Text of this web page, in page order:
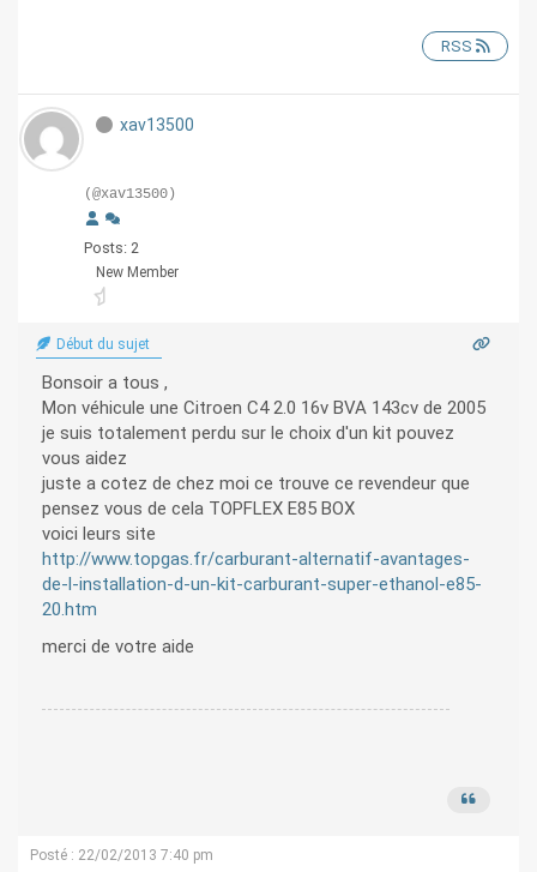
RSS
xav13500
(@xav13500)
Posts: 2
New Member
Début du sujet
Bonsoir a tous ,
Mon véhicule une Citroen C4 2.0 16v BVA 143cv de 2005
je suis totalement perdu sur le choix d'un kit pouvez
vous aidez
juste a cotez de chez moi ce trouve ce revendeur que
pensez vous de cela TOPFLEX E85 BOX
voici leurs site
http://www.topgas.fr/carburant-alternatif-avantages-
de-l-installation-d-un-kit-carburant-super-ethanol-e85-
20.htm
merci de votre aide
Posté : 22/02/2013 7:40 pm